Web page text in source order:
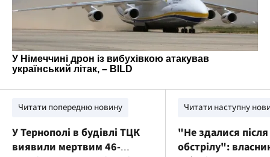
Читати попередню новину
У Тернополі в будівлі ТЦК
виявили мертвим 46-
Читати наступну
"Не здалися після
обстрілу":